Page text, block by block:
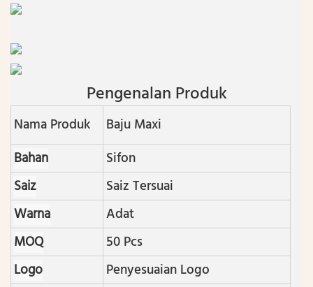
Pengenalan Produk
Nama Produk
Baju Maxi
Bahan
Sifon
Saiz
Saiz Tersuai
Warna
Adat
MOQ
50 Pcs
Logo
Penyesuaian Logo